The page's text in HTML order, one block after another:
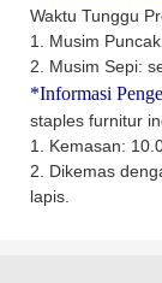
Waktu Tunggu
1. Musim
2. Musim Sepi:
*Informasi
staples furnitur
1. Kemasan:
2. Dikemas
lapis.